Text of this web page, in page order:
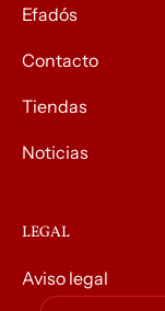
Efadós
Contacto
Tiendas
Noticias
LEGAL
Aviso legal